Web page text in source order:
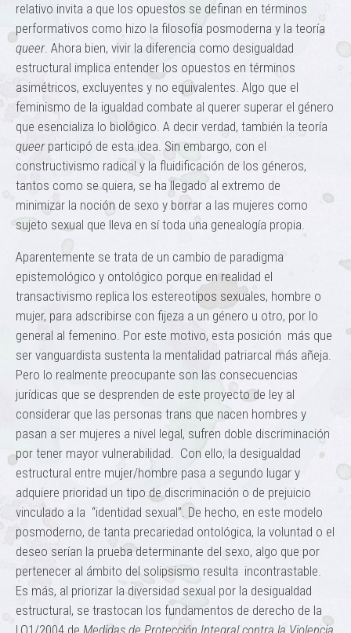
relativo invita a que los opuestos se definan en términos
performativos como hizo la filosofía posmoderna y la teoría
queer. Ahora bien, vivir la diferencia como desigualdad
estructural implica entender los opuestos en términos
asimétricos, excluyentes y no equivalentes. Algo que el
feminismo de la igualdad combate al querer superar el género
que esencializa lo biológico. A decir verdad, también la teoría
queerparticipó de esta idea. Sin embargo, con el
constructivismo radical y la fluidificación de los géneros,
tantos como se quiera, se ha llegado al extremo de
minimizar la noción de sexo y borrar a las mujeres como
sujeto sexual que lleva en sí toda una genealogía propia.
Aparentemente se trata de un cambio de paradigma
epistemológico y ontológico porque en realidad el
transactivismo replica los estereotipos sexuales, hombre o
mujer, para adscribirse con fijeza a un género u otro, por lo
general al femenino. Por este motivo, esta posición más que
ser vanguardista sustenta la mentalidad patriarcal más añeja.
Pero lo realmente preocupante son las consecuencias
jurídicas que se desprenden de este proyecto de ley al
considerar que las personas trans que nacen hombres y
pasan a ser mujeres a nivel legal, sufren doble discriminación
por tener mayor vulnerabilidad. Con ello, la desigualdad
estructural entre mujer/hombre pasa a segundo lugar y
adquiere prioridad un tipo de discriminación o de prejuicio
vinculado a la “identidad sexual”. De hecho, en este modelo
posmoderno, de tanta precariedad ontológica, la voluntad o el
deseo serían la prueba determinante del sexo, algo que por
pertenecer al ámbito del solipsismo resulta incontrastable.
Es más, al priorizar la diversidad sexual por la desigualdad
estructural, se trastocan los fundamentos de derecho de la